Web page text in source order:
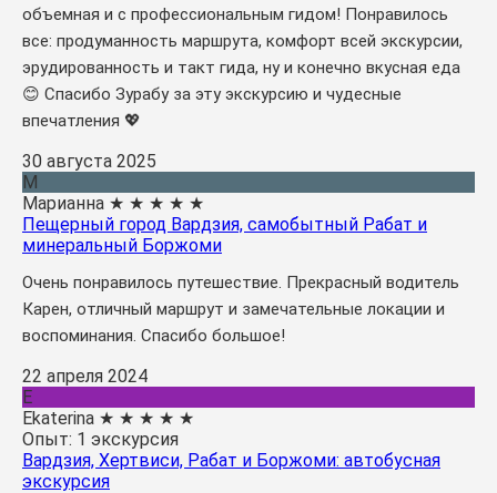
объемная и с профессиональным гидом! Понравилось
все: продуманность маршрута, комфорт всей экскурсии,
эрудированность и такт гида, ну и конечно вкусная еда
😊 Спасибо Зурабу за эту экскурсию и чудесные
впечатления 💖
30 августа 2025
М
Марианна ★ ★ ★ ★ ★
Пещерный город Вардзия, самобытный Рабат и
минеральный Боржоми
Очень понравилось путешествие. Прекрасный водитель
Карен, отличный маршрут и замечательные локации и
воспоминания. Спасибо большое!
22 апреля 2024
E
Ekaterina ★ ★ ★ ★ ★
Опыт: 1 экскурсия
Вардзия, Хертвиси, Рабат и Боржоми: автобусная
экскурсия